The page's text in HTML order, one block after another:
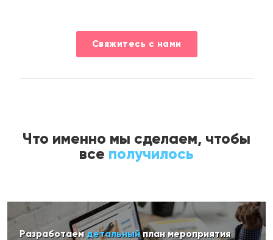
Свяжитесь с нами
Что именно мы сделаем, чтобы
все получилось
Разработаемдетальныйплан мероприятия